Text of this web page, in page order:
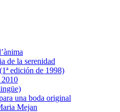
de la serenidad
edición de 1998)
2010
una boda original
Mejan